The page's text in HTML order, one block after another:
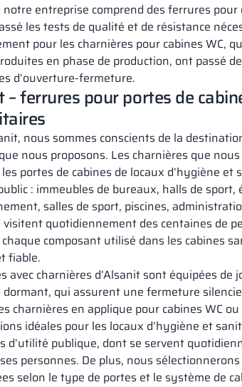
notre entreprise comprend des ferrures pour
les tests de qualité et de résistance
pour les charnières pour cabines WC,
en phase de production, ont passé
d’ouverture-fermeture.
– ferrures pour portes de
nous sommes conscients de la
nous proposons. Les charnières que
portes de cabines de locaux d’hygiène et
: immeubles de bureaux, halls de
salles de sport, piscines,
quotidiennement des centaines de
composant utilisé dans les cabines
fiable.
avec charnières d’Alsanit sont équipées de
dormant, qui assurent une fermeture
charnières en applique pour cabines WC
idéales pour les locaux d’hygiène et
d’utilité publique, dont se servent
personnes. De plus, nous
selon le type de portes et le système de